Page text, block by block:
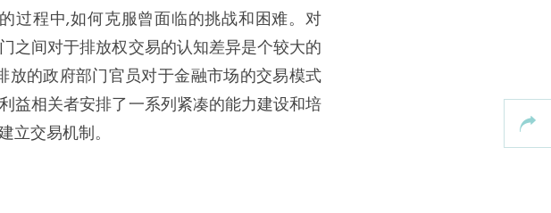
过程中,如何克服曾面临的挑战和困难。对
之间对于排放权交易的认知差异是个较大的
的政府部门官员对于金融市场的交易模式
益相关者安排了一系列紧凑的能力建设和培
交易机制。